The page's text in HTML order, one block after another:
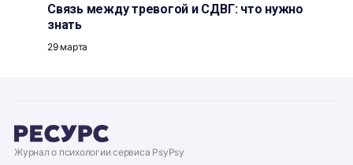
Связь между тревогой и СДВГ: что нужно
знать
29 марта
Журнал о психологии сервиса PsyPsy